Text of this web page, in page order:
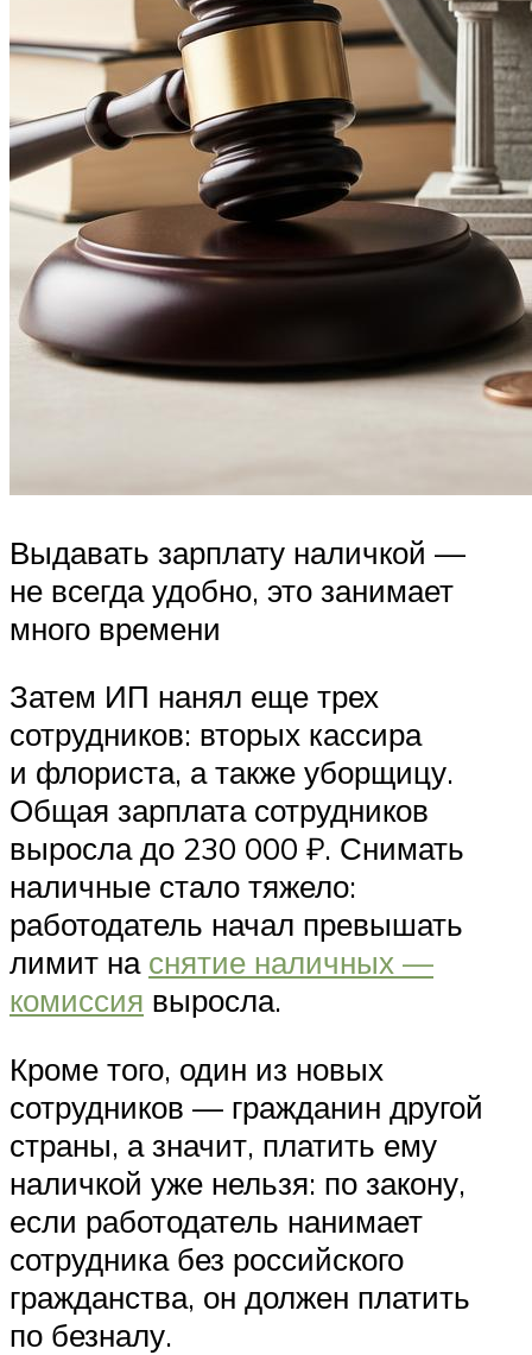
Выдавать зарплату наличкой —
не всегда удобно, это занимает
много времени
Затем ИП нанял еще трех
сотрудников: вторых кассира
и флориста, а также уборщицу.
Общая зарплата сотрудников
выросла до 230 000 ₽. Снимать
наличные стало тяжело:
работодатель начал превышать
лимит на снятие наличных —
комиссия выросла.
Кроме того, один из новых
сотрудников — гражданин другой
страны, а значит, платить ему
наличкой уже нельзя: по закону,
если работодатель нанимает
сотрудника без российского
гражданства, он должен платить
по безналу.